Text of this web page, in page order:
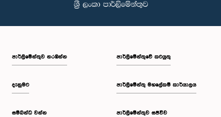
පාර්ලි‌මේන්තුව නරඹන්න
දැනුමට
සම්බන්ධ වන්න
පාර්ලිමේන්තුවේ කටයුතු
පාර්ලිමේන්තු මහලේකම් කාර්යාලය
පාර්ලිමේන්තුව සජීවීව